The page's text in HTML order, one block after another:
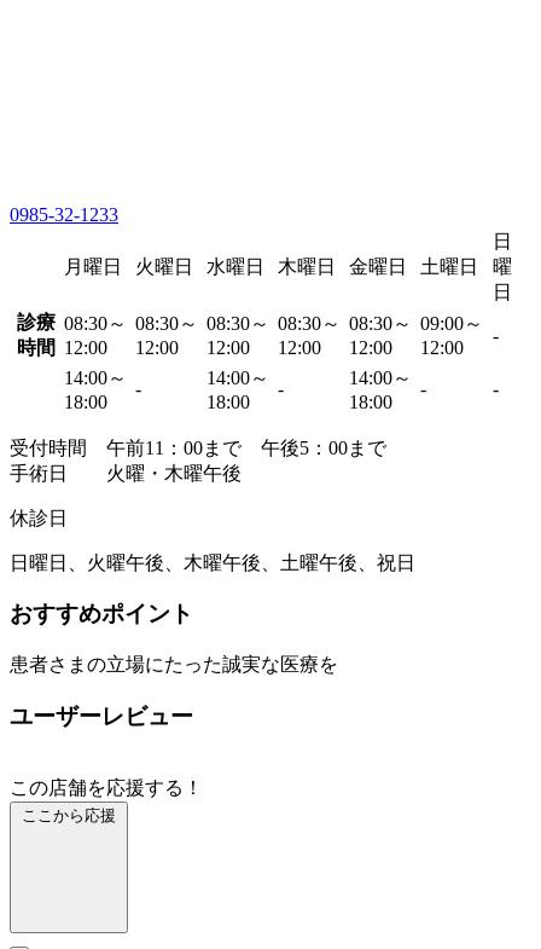
0985-32-1233
月曜日 火曜日 水曜日 木曜日 金曜日 土曜日
日
曜
日
診療
時間
08:30～
12:00
08:30～
12:00
08:30～
12:00
08:30～
12:00
08:30～
12:00
09:00～
12:00
-
14:00～
18:00
-
14:00～
18:00
-
14:00～
18:00
- -
受付時間 午前11：00まで 午後5：00まで
手術日 火曜・木曜午後
休診日
日曜日、火曜午後、木曜午後、土曜午後、祝日
おすすめポイント
患者さまの立場にたった誠実な医療を
ユーザーレビュー
この店舗を応援する！
ここから応援